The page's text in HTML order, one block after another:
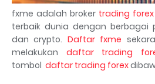
fxme adalah broker trading forex
terbaik dunia dengan
dan crypto. Daftar fxme
melakukan daftar trading
tombol daftar trading forex